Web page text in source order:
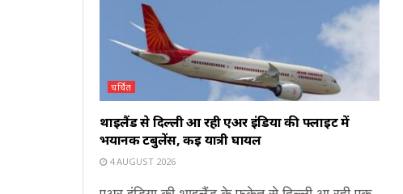
चर्चित
थाइलैंड से दिल्ली आ रही एअर इंडिया की फ्लाइट में
भयानक टर्बुलेंस, कई यात्री घायल
4 AUGUST 2026